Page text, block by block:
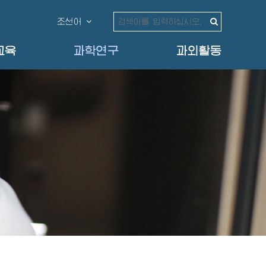
조선어
육 과학연구 과외활동